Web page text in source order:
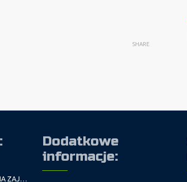
SHARE
REKRUTACJA UZUPEŁNIAJĄCA NA ZAJĘCIA PROWADZONE PRZEZ PAŁAC MŁODZIEŻY W ROKU SZKOLNYM 2026/2027
Dodatkowe
informacje: